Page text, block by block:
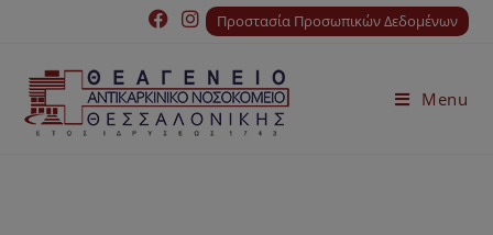
Προστασία Προσωπικών Δεδομένων
Menu